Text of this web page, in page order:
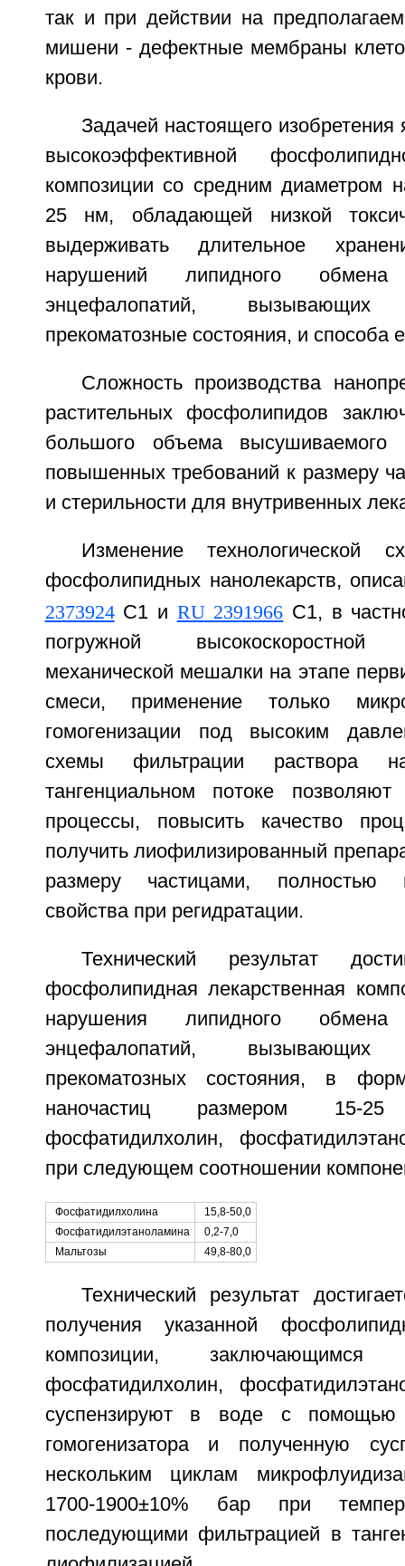
так и при действии на
мишени - дефектные мембраны
крови.
Задачей настоящего изобретения
высокоэффективной
композиции со средним диаметром
25 нм, обладающей низкой
выдерживать длительное
нарушений липидного
энцефалопатий,
прекоматозные состояния, и способа
Сложность производства
растительных фосфолипидов
большого объема высушиваемого
повышенных требований к размеру
и стерильности для внутривенных
Изменение технологической
фосфолипидных нанолекарств,
2373924С1 и RU 2391966 С1, в
погружной высокоскоростной
механической мешалки на этапе
смеси, применение только
гомогенизации под высоким
схемы фильтрации раствора
тангенциальном потоке позволяют
процессы, повысить качество
получить лиофилизированный
размеру частицами, полностью
свойства при регидратации.
Технический результат
фосфолипидная лекарственная
нарушения липидного
энцефалопатий,
прекоматозных состояния, в
наночастиц размером 15-
фосфатидилхолин,
при следующем соотношении
Фосфатидилхолина
15,8-50,0
Фосфатидилэтаноламина
0,2-7,0
Мальтозы
49,8-80,0
Технический результат
получения указанной
композиции,
фосфатидилхолин,
суспензируют в воде с помощью
гомогенизатора и полученную
нескольким циклам
1700-1900±10% бар при
последующими фильтрацией в